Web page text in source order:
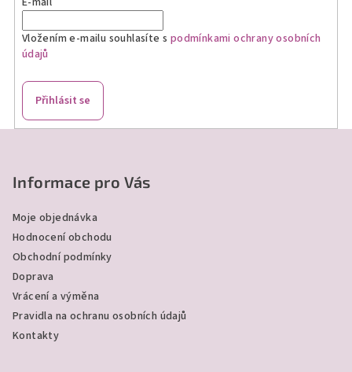
Vložením e-mailu souhlasíte s podmínkami ochrany osobních
údajů
Přihlásit se
Informace pro Vás
Moje objednávka
Hodnocení obchodu
Obchodní podmínky
Doprava
Vrácení a výměna
Pravidla na ochranu osobních údajů
Kontakty